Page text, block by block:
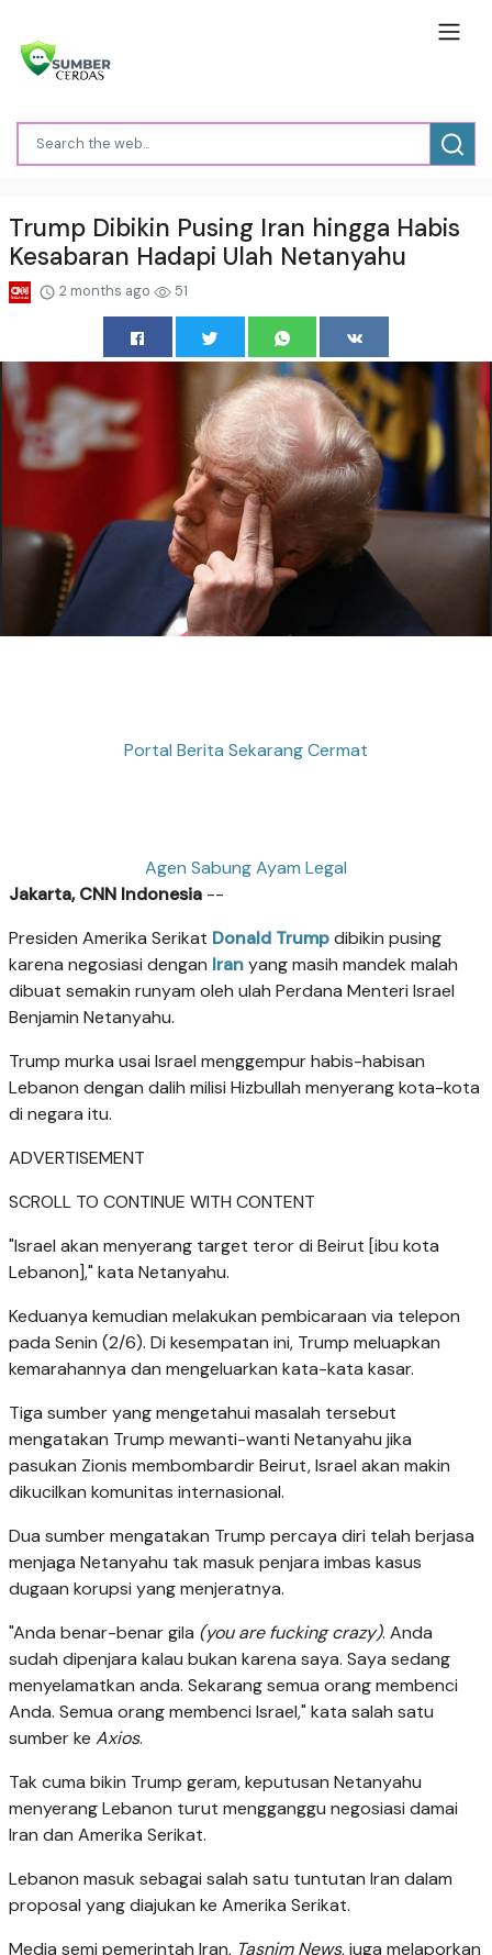
Trump Dibikin Pusing Iran hingga Habis
Kesabaran Hadapi Ulah Netanyahu
2 months ago 51
Portal Berita Sekarang Cermat
Agen Sabung Ayam Legal
Jakarta, CNN Indonesia --
Presiden Amerika Serikat Donald Trumpdibikin pusing
karena negosiasi dengan Iranyang masih mandek malah
dibuat semakin runyam oleh ulah Perdana Menteri Israel
Benjamin Netanyahu.
Trump murka usai Israel menggempur habis-habisan
Lebanon dengan dalih milisi Hizbullah menyerang kota-kota
di negara itu.
ADVERTISEMENT
SCROLL TO CONTINUE WITH CONTENT
"Israel akan menyerang target teror di Beirut [ibu kota
Lebanon]," kata Netanyahu.
Keduanya kemudian melakukan pembicaraan via telepon
pada Senin (2/6). Di kesempatan ini, Trump meluapkan
kemarahannya dan mengeluarkan kata-kata kasar.
Tiga sumber yang mengetahui masalah tersebut
mengatakan Trump mewanti-wanti Netanyahu jika
pasukan Zionis membombardir Beirut, Israel akan makin
dikucilkan komunitas internasional.
Dua sumber mengatakan Trump percaya diri telah berjasa
menjaga Netanyahu tak masuk penjara imbas kasus
dugaan korupsi yang menjeratnya.
"Anda benar-benar gila (you are fucking crazy). Anda
sudah dipenjara kalau bukan karena saya. Saya sedang
menyelamatkan anda. Sekarang semua orang membenci
Anda. Semua orang membenci Israel," kata salah satu
sumber ke Axios.
Tak cuma bikin Trump geram, keputusan Netanyahu
menyerang Lebanon turut mengganggu negosiasi damai
Iran dan Amerika Serikat.
Lebanon masuk sebagai salah satu tuntutan Iran dalam
proposal yang diajukan ke Amerika Serikat.
Media semi pemerintah Iran, Tasnim News, juga melaporkan